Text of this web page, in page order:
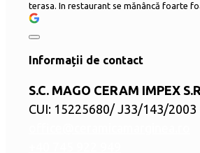
terasa. In restaurant se mănâncă foarte
Informații de contact
S.C. MAGO CERAM IMPEX
CUI: 15225680/ J33/143/2003